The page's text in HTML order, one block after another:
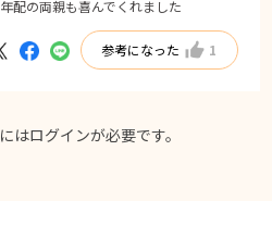
配の両親も喜んでくれました
参考になった 1
はログインが必要です。